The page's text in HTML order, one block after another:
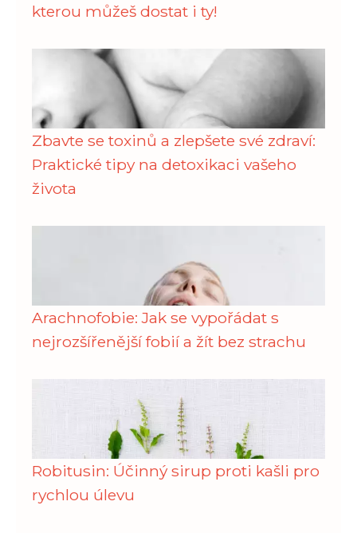
kterou můžeš dostat i ty!
Zbavte se toxinů a zlepšete své zdraví:
Praktické tipy na detoxikaci vašeho
života
Arachnofobie: Jak se vypořádat s
nejrozšířenější fobií a žít bez strachu
Robitusin: Účinný sirup proti kašli pro
rychlou úlevu